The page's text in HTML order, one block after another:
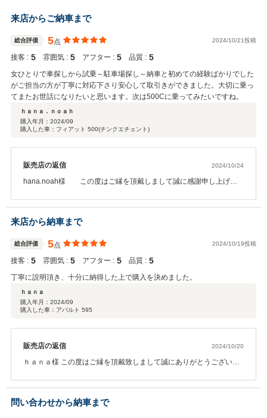
来店からご納車まで
総合評価 5点 2024/10/21投稿
接客 : 5 雰囲気 : 5 アフター : 5 品質 : 5
女ひとりで車探しから試乗～駐車場探し～納車と初めての経験ばかりでした
がご担当の方が丁寧に対応下さり安心して取引きができました。大切に乗っ
てまたお世話になりたいと思います。次は500Cに乗ってみたいですね。
ｈａｎａ．ｎｏａｈ
購入年月： 2024/09
購入した車：フィアット 500(チンクエチェント)
販売店の返信 2024/10/24
hana.noah様 この度はご縁を頂戴しまして誠に感謝申し上げま
ートさせて頂きますので今後とも宜しくお願い致します。
来店から納車まで
総合評価 5点 2024/10/19投稿
接客 : 5 雰囲気 : 5 アフター : 5 品質 : 5
丁寧に説明頂き、十分に納得した上で購入を決めました。
ｈａｎａ
購入年月： 2024/09
購入した車：アバルト 595
販売店の返信 2024/10/20
ｈａｎａ様 この度はご縁を頂戴致しまして誠にありがとうございま
問い合わせから納車まで